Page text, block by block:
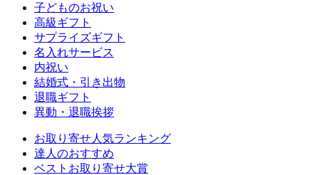
子どものお祝い
高級ギフト
サプライズギフト
名入れサービス
内祝い
結婚式・引き出物
退職ギフト
異動・退職挨拶
お取り寄せ人気ランキング
達人のおすすめ
ベストお取り寄せ大賞